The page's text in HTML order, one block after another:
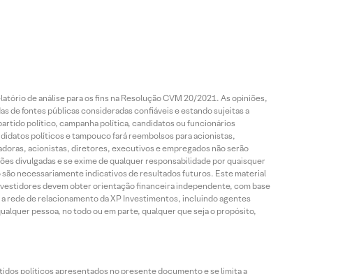
de análise para os fins na Resolução CVM 20/2021. As opiniões,
de fontes públicas consideradas confiáveis e estando sujeitas a
político, campanha política, candidatos ou funcionários
políticos e tampouco fará reembolsos para acionistas,
acionistas, diretores, executivos e empregados não serão
divulgadas e se exime de qualquer responsabilidade por quaisquer
necessariamente indicativos de resultados futuros. Este material
devem obter orientação financeira independente, com base
rede de relacionamento da XP Investimentos, incluindo agentes
pessoa, no todo ou em parte, qualquer que seja o propósito,
políticos apresentados no presente documento e se limita a